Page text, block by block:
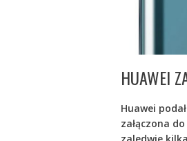
HUAWEI
Huawei
załączona